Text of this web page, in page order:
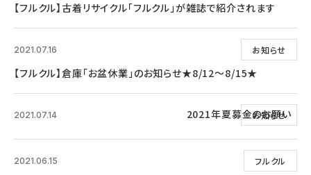
【フルクル】古着リサイクル「フルクル」が雑誌で紹介されます
お知らせ
2021.07.16
【フルクル】倉庫「お盆休業」のお知らせ★8/12～8/15★
お知らせ
2021.07.14 2021年夏募金のお願い
フルクル
2021.06.15